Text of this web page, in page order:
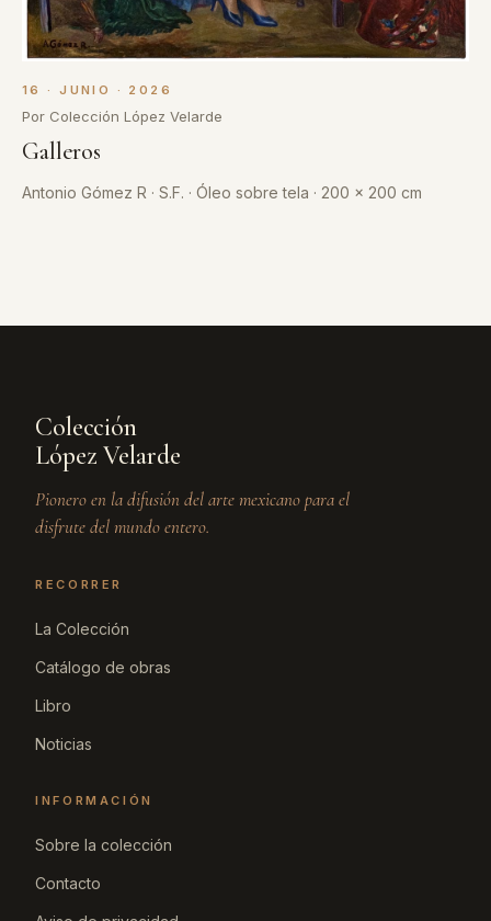
16 · JUNIO · 2026
Por Colección López Velarde
Galleros
Antonio Gómez R · S.F. · Óleo sobre tela · 200 x 200 cm
Colección
López Velarde
Pionero en la difusión del arte mexicano para el
disfrute del mundo entero.
RECORRER
La Colección
Catálogo de obras
Libro
Noticias
INFORMACIÓN
Sobre la colección
Contacto